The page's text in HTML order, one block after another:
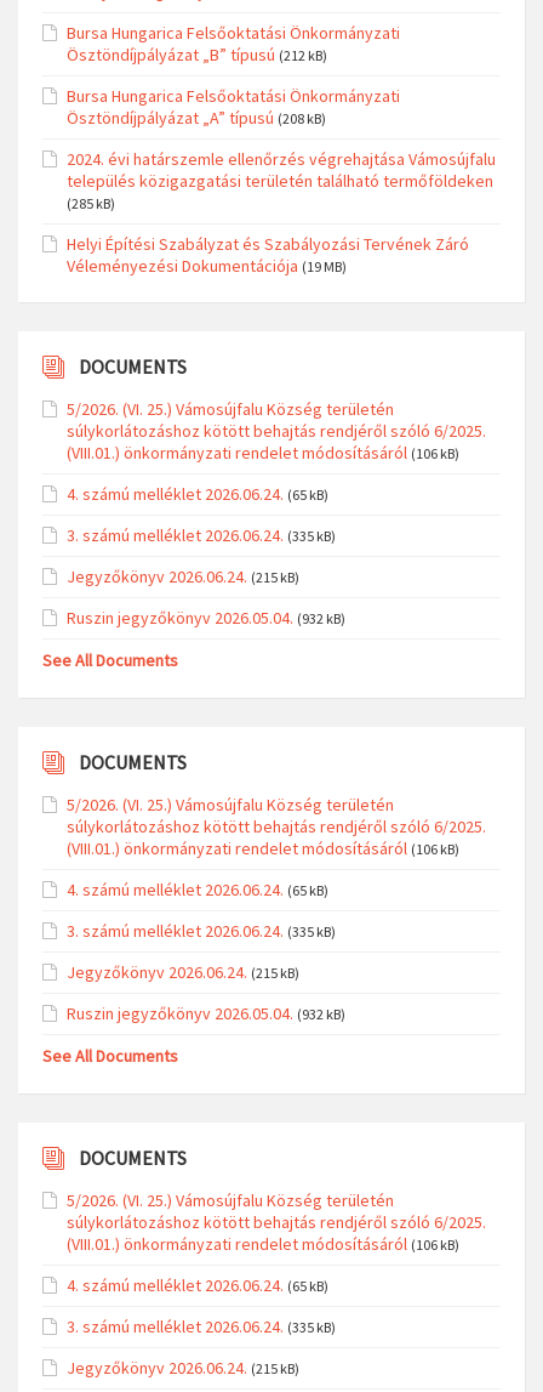
Bursa Hungarica Felsőoktatási Önkormányzati
Ösztöndíjpályázat „B” típusú (212 kB)
Bursa Hungarica Felsőoktatási Önkormányzati
Ösztöndíjpályázat „A” típusú (208 kB)
2024. évi határszemle ellenőrzés végrehajtása Vámosújfalu
település közigazgatási területén található termőföldeken
(285 kB)
Helyi Építési Szabályzat és Szabályozási Tervének Záró
Véleményezési Dokumentációja (19 MB)
DOCUMENTS
5/2026. (VI. 25.) Vámosújfalu Község területén
súlykorlátozáshoz kötött behajtás rendjéről szóló 6/2025.
(VIII.01.) önkormányzati rendelet módosításáról (106 kB)
4. számú melléklet 2026.06.24. (65 kB)
3. számú melléklet 2026.06.24. (335 kB)
Jegyzőkönyv 2026.06.24. (215 kB)
Ruszin jegyzőkönyv 2026.05.04. (932 kB)
See All Documents
DOCUMENTS
5/2026. (VI. 25.) Vámosújfalu Község területén
súlykorlátozáshoz kötött behajtás rendjéről szóló 6/2025.
(VIII.01.) önkormányzati rendelet módosításáról (106 kB)
4. számú melléklet 2026.06.24. (65 kB)
3. számú melléklet 2026.06.24. (335 kB)
Jegyzőkönyv 2026.06.24. (215 kB)
Ruszin jegyzőkönyv 2026.05.04. (932 kB)
See All Documents
DOCUMENTS
5/2026. (VI. 25.) Vámosújfalu Község területén
súlykorlátozáshoz kötött behajtás rendjéről szóló 6/2025.
(VIII.01.) önkormányzati rendelet módosításáról (106 kB)
4. számú melléklet 2026.06.24. (65 kB)
3. számú melléklet 2026.06.24. (335 kB)
Jegyzőkönyv 2026.06.24. (215 kB)